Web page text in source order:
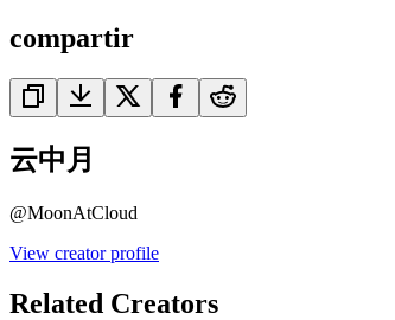
compartir
云中月
@MoonAtCloud
View creator profile
Related Creators